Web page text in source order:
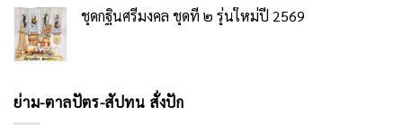
ชุดกฐินศรีมงคล ชุดที่ ๒ รุ่นใหม่ปี 2569
ย่าม-ตาลปัตร-สัปทน สั่งปัก